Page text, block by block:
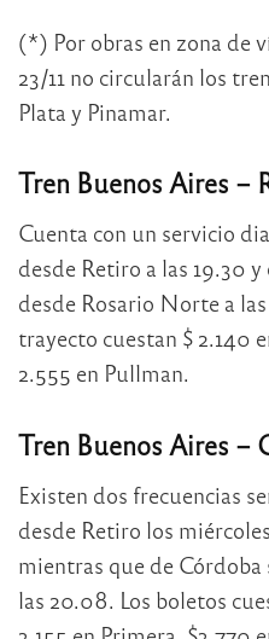
(*) Por obras en zona de
23/11 no circularán los
Plata y Pinamar.
Tren Buenos Aires –
Cuenta con un servicio
desde Retiro a las 19.30
desde Rosario Norte a
trayecto cuestan $ 2.140
2.555 en Pullman.
Tren Buenos Aires –
Existen dos frecuencias
desde Retiro los
mientras que de Córdoba
las 20.08. Los boletos